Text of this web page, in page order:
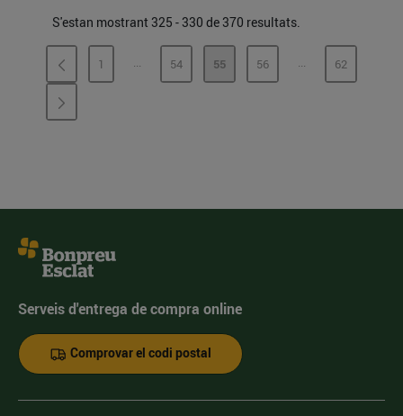
S'estan mostrant 325 - 330 de 370 resultats.
PÀGINA
1 ...PÀGINES INTERMÈDIES
PÀGINA
54 PÀGINA
55 PÀGINA
56 ...PÀGINESPÀGINA
62
Serveis d'entrega de compra online
Comprovar el codi postal